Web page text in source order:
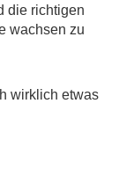
die richtigen
wachsen zu
wirklich etwas